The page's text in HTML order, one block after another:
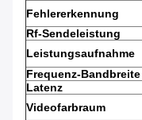
Fehlererkennung
Rf-Sendeleistung
Leistungsaufnahme
Frequenz-Bandbreite
Latenz
Videofarbraum